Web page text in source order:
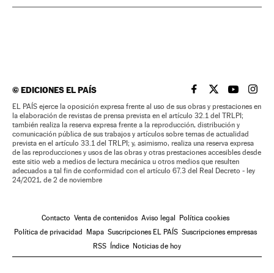
©EDICIONES EL PAÍS EL PAÍS BRASIL EN
EL PAÍSEL PAÍS
EL
EL PAÍS ejerce la oposición expresa frente al uso de sus obras y prestaciones en
la elaboración de revistas de prensa prevista en el artículo 32.1 del TRLPI;
también realiza la reserva expresa frente a la reproducción, distribución y
comunicación pública de sus trabajos y artículos sobre temas de actualidad
prevista en el artículo 33.1 del TRLPI; y, asimismo, realiza una reserva expresa
de las reproducciones y usos de las obras y otras prestaciones accesibles desde
este sitio web a medios de lectura mecánica u otros medios que resulten
adecuados a tal fin de conformidad con el artículo 67.3 del Real Decreto - ley
24/2021, de 2 de noviembre
Contacto Venta de contenidos Aviso legal Política cookies
Política de privacidad Mapa Suscripciones EL PAÍS Suscripciones empresas
RSS Índice Noticias de hoy